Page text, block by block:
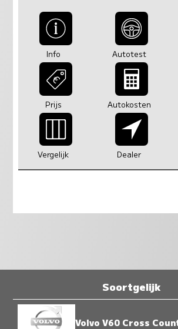
Info Autotest
Prijs Autokosten
Vergelijk Dealer
Soortgelijk
Volvo V60 Cross